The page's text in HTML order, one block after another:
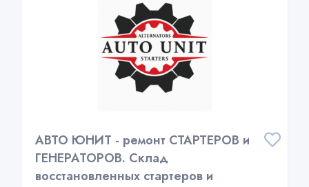
АВТО ЮНИТ - ремонт СТАРТЕРОВ и
ГЕНЕРАТОРОВ. Склад
восстановленных стартеров и